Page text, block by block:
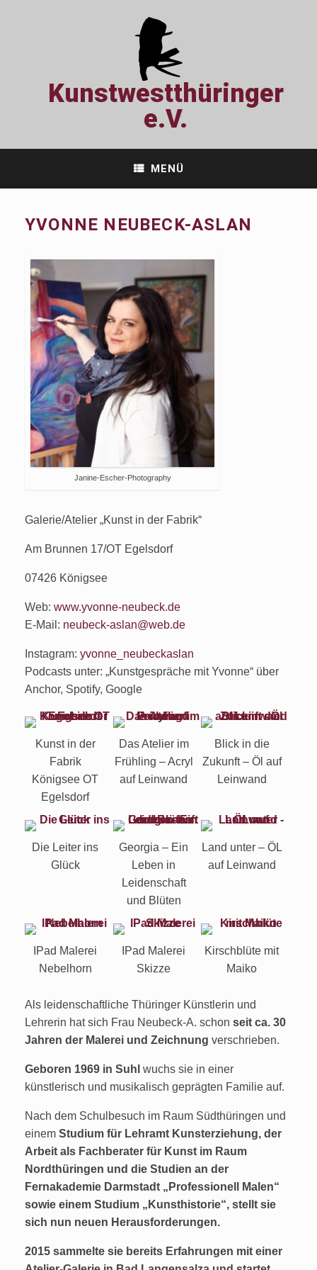
Kunstwestthüringer
e.V.
MENÜ
YVONNE NEUBECK-ASLAN
Janine-Escher-Photography
Galerie/Atelier „Kunst in der Fabrik“
Am Brunnen 17/OT Egelsdorf
07426 Königsee
Web: www.yvonne-neubeck.de
E-Mail: neubeck-aslan@web.de
Instagram: yvonne_neubeckaslan
Podcasts unter: „Kunstgespräche mit Yvonne“ über
Anchor, Spotify, Google
Kunst in der
Fabrik
Königsee OT
Egelsdorf
Das Atelier im
Frühling – Acryl
auf Leinwand
Blick in die
Zukunft – Öl auf
Leinwand
Die Leiter ins
Glück
Georgia – Ein
Leben in
Leidenschaft
und Blüten
Land unter – ÖL
auf Leinwand
IPad Malerei
Nebelhorn
IPad Malerei
Skizze
Kirschblüte mit
Maiko
Als leidenschaftliche Thüringer Künstlerin und
Lehrerin hat sich Frau Neubeck-A. schon seit ca. 30
Jahren der Malerei und Zeichnung verschrieben.
Geboren 1969 in Suhl wuchs sie in einer
künstlerisch und musikalisch geprägten Familie auf.
Nach dem Schulbesuch im Raum Südthüringen und
einem Studium für Lehramt Kunsterziehung, der
Arbeit als Fachberater für Kunst im Raum
Nordthüringen und die Studien an der
Fernakademie Darmstadt „Professionell Malen“
sowie einem Studium „Kunsthistorie“, stellt sie
sich nun neuen Herausforderungen.
2015 sammelte sie bereits Erfahrungen mit einer